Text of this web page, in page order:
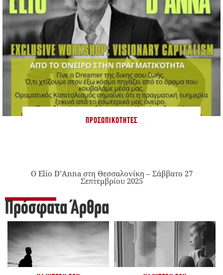
ΠΡΟΣΩΠΙΚΌΤΗΤΕΣ
Ο Elio D’Anna στη Θεσσαλονίκη – Σάββατο 27
Σεπτεμβρίου 2025
Πρόσφατα Άρθρα